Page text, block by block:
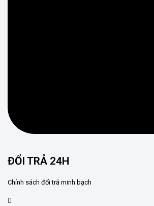
ĐỔI TRẢ 24H
Chính sách đổi trả minh bạch